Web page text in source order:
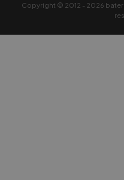
Copyright © 2012 - 2026